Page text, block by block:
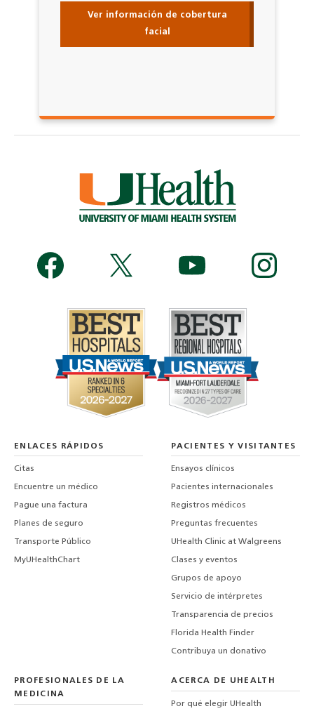
Ver información de cobertura
facial
ENLACES RÁPIDOS
Citas
Encuentre un médico
Pague una factura
Planes de seguro
Transporte Público
MyUHealthChart
PACIENTES Y VISITANTES
Ensayos clínicos
Pacientes internacionales
Registros médicos
Preguntas frecuentes
UHealth Clinic at Walgreens
Clases y eventos
Grupos de apoyo
Servicio de intérpretes
Transparencia de precios
Florida Health Finder
Contribuya un donativo
PROFESIONALES DE LA
MEDICINA
ACERCA DE UHEALTH
Por qué elegir UHealth